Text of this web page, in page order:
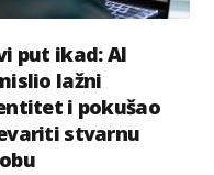
put ikad: AI
lažni
i pokušao
stvarnu